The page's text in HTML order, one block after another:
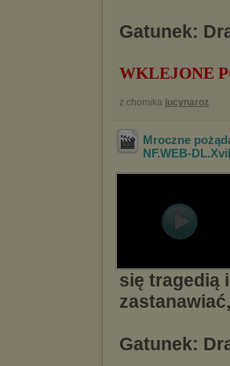
Gatunek:
WKLEJONE
z chomika lucynaroz
Mroczne
NF.WEB-
się tragedią
Gatunek: